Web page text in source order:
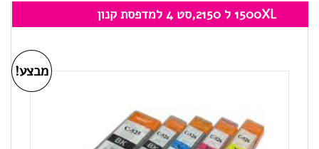
1500XL ל 2150,סט 4 למדפסת קנון
מבצע!